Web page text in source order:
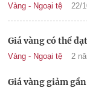
Vàng - Ngoại tệ 22/
Giá vàng có thể
Vàng - Ngoại tệ 2
Giá vàng giảm